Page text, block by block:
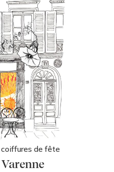
de fête